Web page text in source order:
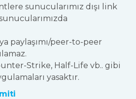
sunucularımız dışı link
paylaşımı/peer-to-peer
Strike, Half-Life vb.. gibi
yasaktır.